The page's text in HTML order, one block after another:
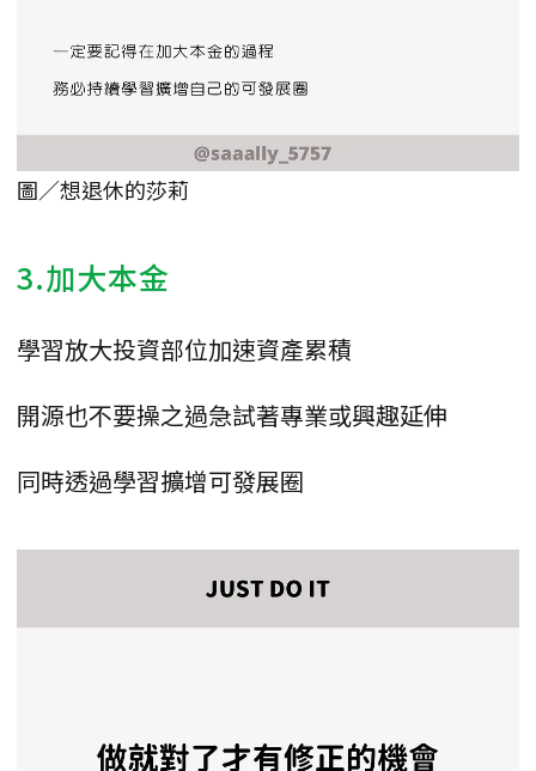
圖／想退休的莎莉
3.加大本金
學習放大投資部位加速資產累積
開源也不要操之過急試著專業或興趣延伸
同時透過學習擴增可發展圈